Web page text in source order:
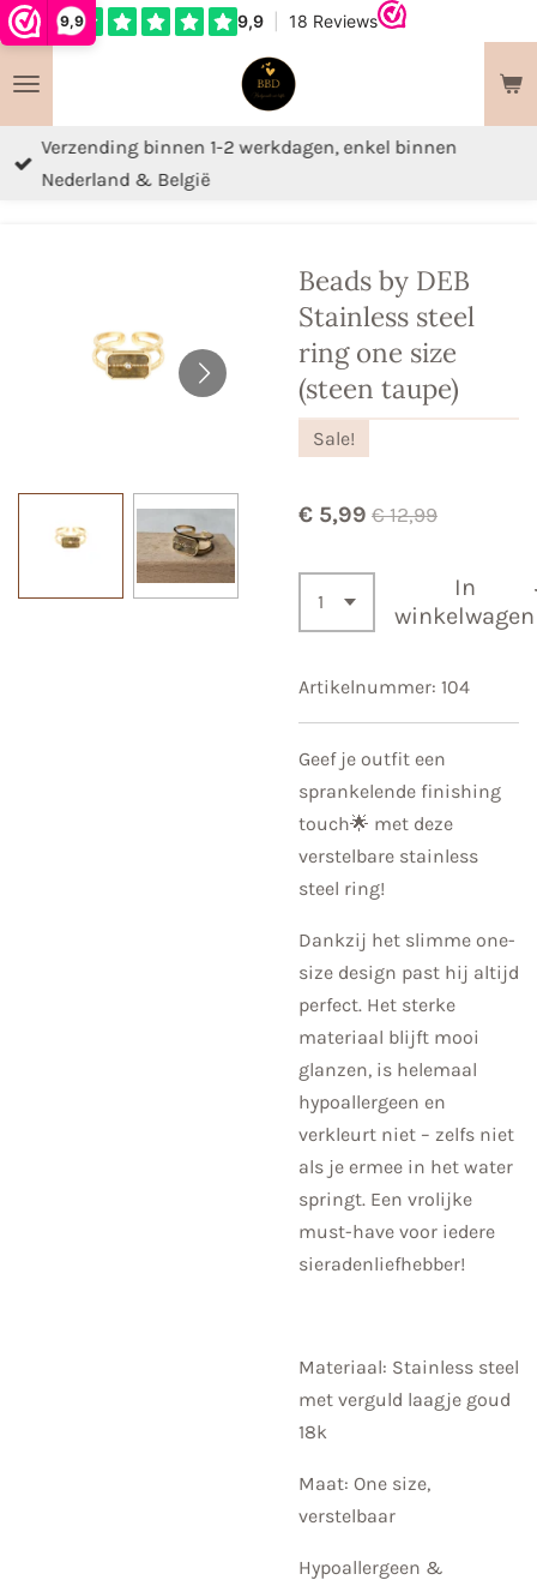
9,9
Ga
naar
de
hoofdinhoud
Verzending binnen 1-2 werkdagen, enkel binnen
Nederland & België
Beads by DEB
Stainless steel
ring one size
(steen taupe)
Sale!
€ 5,99 € 12,99
In
winkelwagen
Artikelnummer: 104
Geef je outfit een
sprankelende finishing
touch🌟 met deze
verstelbare stainless
steel ring!
Dankzij het slimme one-
size design past hij altijd
perfect. Het sterke
materiaal blijft mooi
glanzen, is helemaal
hypoallergeen en
verkleurt niet – zelfs niet
als je ermee in het water
springt. Een vrolijke
must-have voor iedere
sieradenliefhebber!
Materiaal: Stainless steel
met verguld laagje goud
18k
Maat: One size,
verstelbaar
Hypoallergeen &